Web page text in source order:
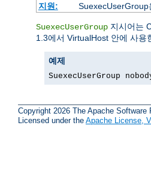
지원:
SuexecUserGroup
SuexecUserGroup 지시어는
1.3에서 VirtualHost 안에 사용
예제
SuexecUserGroup
Copyright 2026 The Apache Software
Licensed under the Apache License,